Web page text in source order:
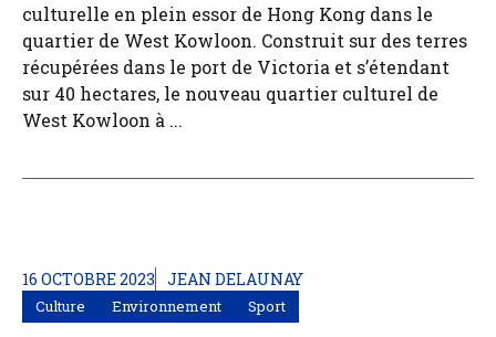
culturelle en plein essor de Hong Kong dans le
quartier de West Kowloon. Construit sur des terres
récupérées dans le port de Victoria et s’étendant
sur 40 hectares, le nouveau quartier culturel de
West Kowloon à ...
16 OCTOBRE 2023 JEAN DELAUNAY
Culture Environnement Sport